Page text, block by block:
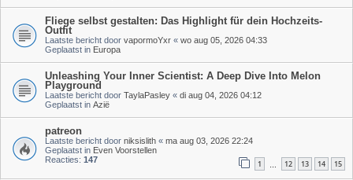
Fliege selbst gestalten: Das Highlight für dein Hochzeits-
Outfit
Laatste bericht door vapormoYxr « wo aug 05, 2026 04:33
Geplaatst in Europa
Unleashing Your Inner Scientist: A Deep Dive Into Melon
Playground
Laatste bericht door TaylaPasley « di aug 04, 2026 04:12
Geplaatst in Azië
patreon
Laatste bericht door niksislith « ma aug 03, 2026 22:24
Geplaatst in Even Voorstellen
Reacties: 147 1 12 13 14 15